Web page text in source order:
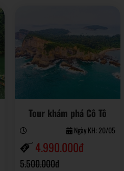
Tour khám phá Cô Tô
Ngày KH: 20/05
4.990.000đ
5.500.000đ